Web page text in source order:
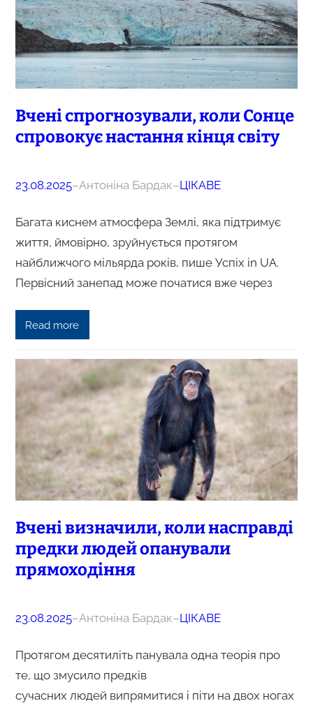
Вчені спрогнозували, коли Сонце
спровокує настання кінця світу
23.08.2025–Антоніна Бардак–ЦІКАВЕ
Багата киснем атмосфера Землі, яка підтримує
життя, ймовірно, зруйнується протягом
найближчого мільярда років, пише Успіх in UA.
Первісний занепад може початися вже через
Read more
Вчені визначили, коли насправді
предки людей опанували
прямоходіння
23.08.2025–Антоніна Бардак–ЦІКАВЕ
Протягом десятиліть панувала одна теорія про
те, що змусило предків
сучасних людей випрямитися і піти на двох ногах